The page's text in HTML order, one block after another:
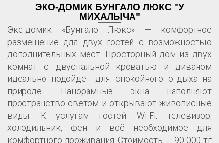
ЭКО-ДОМИК БУНГАЛО ЛЮКС "У
МИХАЛЫЧА"
Эко-домик «Бунгало Люкс» — комфортное
размещение для двух гостей с возможностью
дополнительных мест. Просторный дом из двух
комнат с двуспальной кроватью и диваном
идеально подойдёт для спокойного отдыха на
природе. Панорамные окна наполняют
пространство светом и открывают живописные
виды. К услугам гостей: Wi-Fi, телевизор,
холодильник, фен и всё необходимое для
комфортного проживания. Стоимость — 90 000 тг